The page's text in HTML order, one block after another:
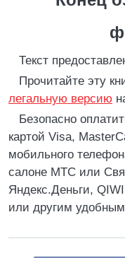
Текст
Прочитайте эту
легальную версию
Безопасно
картой Visa,
мобильного
салоне МТС или
Яндекс.Деньги,
или другим